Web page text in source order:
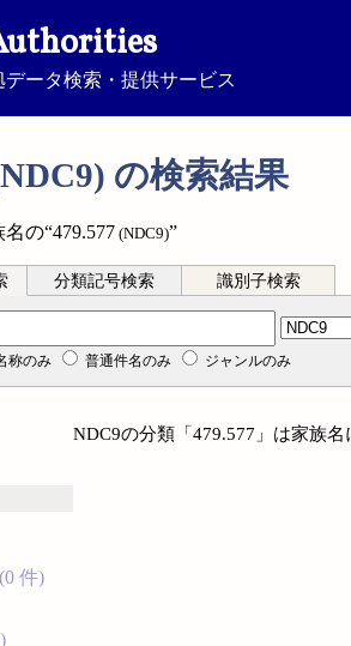
ータ検索・提供サービス
の検索結果
の“479.577 (NDC9)”
分類記号検索 識別子検索
称のみ 普通件名のみ ジャンルのみ
件)
NDC9の分類「479.577」は家族